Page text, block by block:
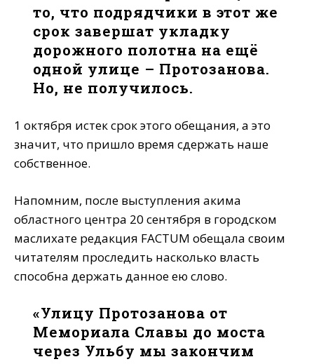
то, что подрядчики в этот же
срок завершат укладку
дорожного полотна на ещё
одной улице – Протозанова.
Но, не получилось.
1 октября истек срок этого обещания, а это
значит, что пришло время сдержать наше
собственное.
Напомним, после выступления акима
областного центра 20 сентября в городском
маслихате редакция FACTUM обещала своим
читателям проследить насколько власть
способна держать данное ею слово.
«Улицу Протозанова от
Мемориала Славы до моста
через Ульбу мы закончим